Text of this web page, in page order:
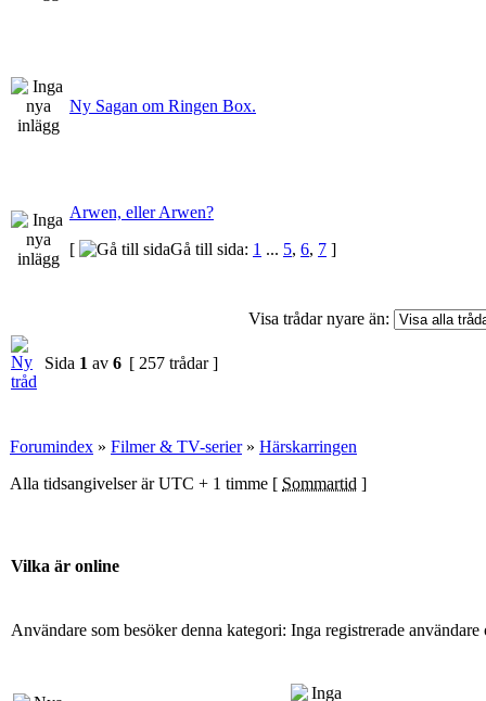
Ny Sagan om Ringen Box.
Arwen, eller Arwen?
[
Gå till sida: 1 ... 5, 6, 7 ]
Visa trådar nyare än:
Sida 1 av 6 [ 257 trådar ]
Forumindex » Filmer & TV-serier» Härskarringen
Alla tidsangivelser är UTC + 1 timme [ Sommartid ]
Vilka är online
Användare som besöker denna kategori: Inga registrerade användare